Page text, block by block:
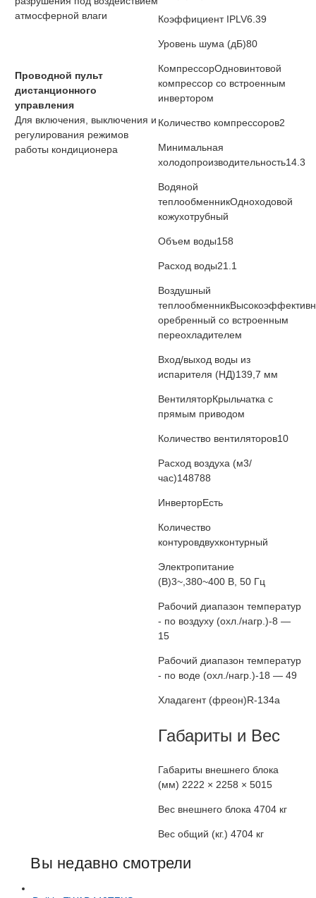
атмосферной влаги
Проводной пульт
дистанционного
управления
Для включения, выключения и
регулирования режимов
работы кондиционера
Коэффициент IPLV6.39
Уровень шума (дБ)80
КомпрессорОдновинтовой
компрессор со встроенным
инвертором
Количество компрессоров2
Минимальная
холодопроизводительность14.3
Водяной
теплообменникОдноходовой
кожухотрубный
Объем воды158
Расход воды21.1
Воздушный
теплообменник
оребренный со встроенным
переохладителем
Вход/выход воды из
испарителя (НД)139,7 мм
ВентиляторКрыльчатка с
прямым приводом
Количество вентиляторов10
Расход воздуха (м3/
час)148788
ИнверторЕсть
Количество
контуровдвухконтурный
Электропитание
(В)3~,380~400 В, 50 Гц
Рабочий диапазон температур
- по воздуху (охл./нагр.)-8 —
15
Рабочий диапазон температур
- по воде (охл./нагр.)-18 — 49
Хладагент (фреон)R-134a
Габариты и Вес
Габариты внешнего блока
(мм) 2222 × 2258 × 5015
Вес внешнего блока 4704 кг
Вес общий (кг.) 4704 кг
Вы недавно смотрели